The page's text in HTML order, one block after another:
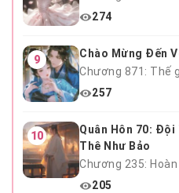
274
9
Chào Mừng Đến
Chương 871: Thế
257
10
Quân Hôn 70:
Thê Như Bảo
Chương 235: Hoàn
205